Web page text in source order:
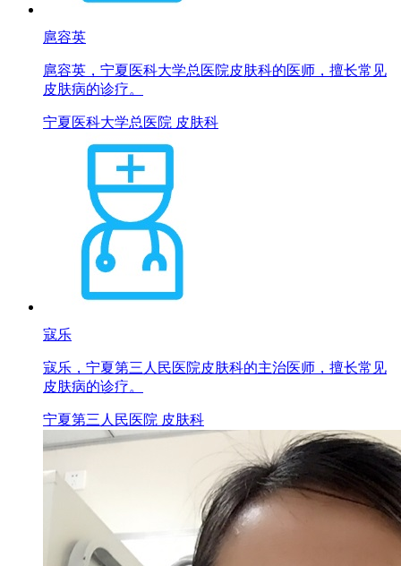
扈容英
扈容英，宁夏医科大学总医院皮肤科的医师，擅长常见
皮肤病的诊疗。
宁夏医科大学总医院 皮肤科
寇乐
寇乐，宁夏第三人民医院皮肤科的主治医师，擅长常见
皮肤病的诊疗。
宁夏第三人民医院 皮肤科